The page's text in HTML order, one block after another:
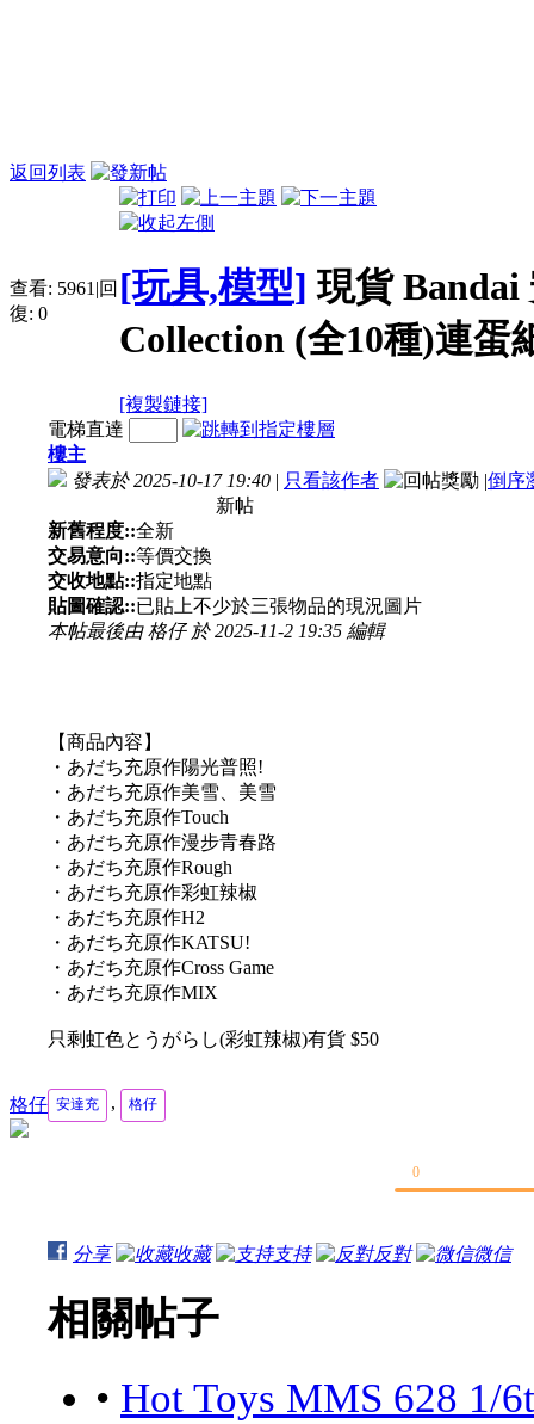
返回列表
查看: 5961 |回
復: 0
[玩具,模型] 現貨
Collection (全10種)連蛋
[複製鏈接]
格仔
電梯直達
樓主
發表於 2025-10-17 19:40 | 只看該作者 |倒序
新帖
新舊程度::全新
交易意向::等價交換
交收地點::指定地點
貼圖確認::已貼上不少於三張物品的現況圖片
本帖最後由 格仔 於 2025-11-2 19:35 編輯
【商品內容】
・あだち充原作陽光普照!
・あだち充原作美雪、美雪
・あだち充原作Touch
・あだち充原作漫步青春路
・あだち充原作Rough
・あだち充原作彩虹辣椒
・あだち充原作H2
・あだち充原作KATSU!
・あだち充原作Cross Game
・あだち充原作MIX
只剩虹色とうがらし(彩虹辣椒)有貨 $50
安達充 , 格仔
0
分享 收藏 支持 反對 微信
相關帖子
• Hot Toys MMS 628 1/